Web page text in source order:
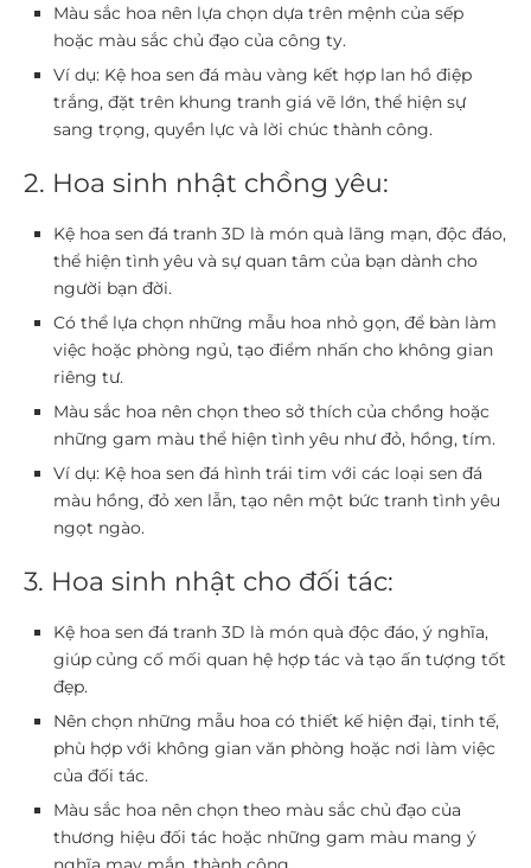
Màu sắc hoa nên lựa chọn dựa trên mệnh của sếp
hoặc màu sắc chủ đạo của công ty.
Ví dụ: Kệ hoa sen đá màu vàng kết hợp lan hồ điệp
trắng, đặt trên khung tranh giá vẽ lớn, thể hiện sự
sang trọng, quyền lực và lời chúc thành công.
2. Hoa sinh nhật chồng yêu:
Kệ hoa sen đá tranh 3D là món quà lãng mạn, độc đáo,
thể hiện tình yêu và sự quan tâm của bạn dành cho
người bạn đời.
Có thể lựa chọn những mẫu hoa nhỏ gọn, để bàn làm
việc hoặc phòng ngủ, tạo điểm nhấn cho không gian
riêng tư.
Màu sắc hoa nên chọn theo sở thích của chồng hoặc
những gam màu thể hiện tình yêu như đỏ, hồng, tím.
Ví dụ: Kệ hoa sen đá hình trái tim với các loại sen đá
màu hồng, đỏ xen lẫn, tạo nên một bức tranh tình yêu
ngọt ngào.
3. Hoa sinh nhật cho đối tác:
Kệ hoa sen đá tranh 3D là món quà độc đáo, ý nghĩa,
giúp củng cố mối quan hệ hợp tác và tạo ấn tượng tốt
đẹp.
Nên chọn những mẫu hoa có thiết kế hiện đại, tinh tế,
phù hợp với không gian văn phòng hoặc nơi làm việc
của đối tác.
Màu sắc hoa nên chọn theo màu sắc chủ đạo của
thương hiệu đối tác hoặc những gam màu mang ý